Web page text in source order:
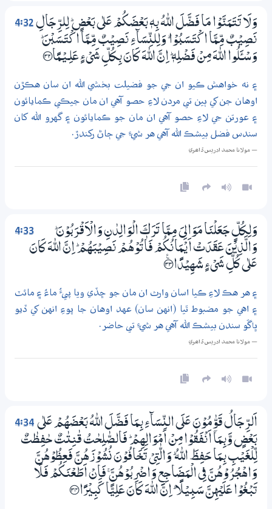
4:32 وَلَا تَتَمَنَّوْا مَا فَضَّلَ اللّٰهُ بِهٖ بَعْضَكُمْ عَلٰي بَعْضٍ ۭ لِلرِّجَالِ
نَصِيْبٌ مِّـمَّا اكْتَـسَبُوْا ۭ وَلِلنِّسَاۗءِ نَصِيْبٌ مِّـمَّا اكْتَـسَبْنَ ۭ
وَسْـــَٔـلُوا اللّٰهَ مِنْ فَضْلِهٖ ۭ اِنَّ اللّٰهَ كَانَ بِكُلِّ شَيْءٍ عَلِـــيْـمًا ؀32
۽ نه خواهش ڪيو ان جي جو فضيلت بخشي الله ان سان هڪڙن
اوهان جن کي ٻين تي مردن لاءِ حصو آهي ان مان جيڪي ڪمايائون
۽ عورتن جي لاءِ حصو آهي ان مان جو ڪمايائون ۽ گهرو الله کان
سندس فضل بيشڪ الله آهي هر شيءِ جي ڄاڻ رکندڙ.
— مولانا محمد ادريس ڏاھري
4:33
وَلِكُلٍّ جَعَلْنَا مَوَالِيَ مِـمَّا تَرَكَ الْوَالِدٰنِ وَالْاَقْرَبُوْنَ ۭ
وَالَّذِيْنَ عَقَدَتْ اَيْـمَانُكُمْ فَاٰتُوْھُمْ نَصِيْبَھُمْ ۭ اِنَّ اللّٰهَ كَانَ
عَلٰي كُلِّ شَيْءٍ شَهِيْدًا ؀ۧ33
۽ هر هڪ لاءِ ڪيا اسان وارث ان مان جو ڇڏي ويا پيءُ ماءُ ۽ مائٽ
۽ اهي جو مضبوط ٿيا (انهن سان) عهد اوهان جا پوءِ انهن کي ڏيو
ڀاڱو سندن بيشڪ الله آهي هر شيءِ تي حاضر.
— مولانا محمد ادريس ڏاھري
4:34 اَلرِّجَالُ قَوّٰمُوْنَ عَلَي النِّسَاۗءِ بِـمَا فَضَّلَ اللّٰهُ بَعْضَھُمْ عَلٰي
بَعْضٍ وَّبِـمَآ اَنْفَقُوْا مِنْ اَمْوَالِهِمْ ۭ فَالصّٰلِحٰتُ قٰنِتٰتٌ حٰفِظٰتٌ
لِّلْغَيْبِ بِـمَا حَفِظَ اللّٰهُ ۭ وَالّٰتِيْ تَـخَافُوْنَ نُشُوْزَھُنَّ فَعِظُوْھُنَّ
وَاهْجُرُوْھُنَّ فِي الْمَضَاجِعِ وَاضْرِبُوْھُنَّ ۚ فَاِنْ اَطَعْنَكُمْ فَلَا
تَبْغُوْا عَلَيْهِنَّ سَبِيْلًا ۭ اِنَّ اللّٰهَ كَانَ عَلِيًّا كَبِيْرًا ؀34